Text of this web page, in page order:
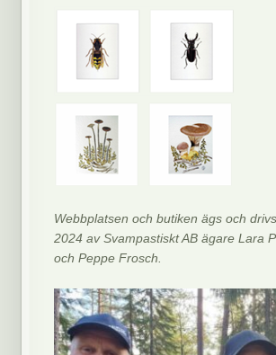
Webbplatsen och butiken ägs och
2024 av Svampastiskt AB ägare Lara
och Peppe Frosch.